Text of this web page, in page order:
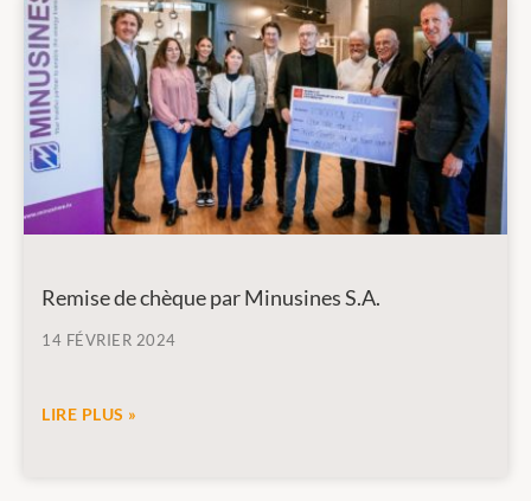
Remise de chèque par Minusines S.A.
14 FÉVRIER 2024
LIRE PLUS »